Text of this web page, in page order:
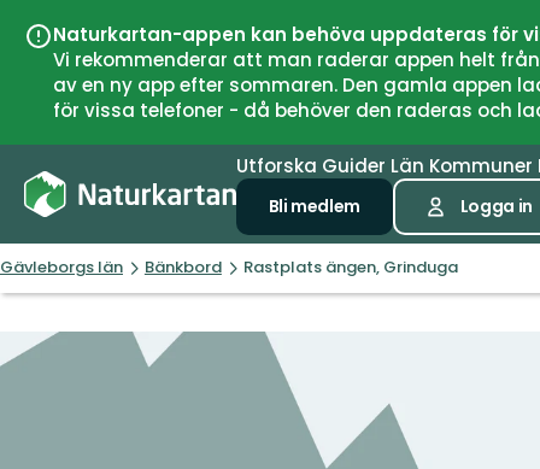
Naturkartan-appen kan behöva uppdateras för
Vi rekommenderar att man raderar appen helt
av en ny app efter sommaren. Den gamla
för vissa telefoner - då behöver den raderas och
Utforska Guider Län Kommuner
Bli medlem Logga in
Gävleborgs län Bänkbord Rastplats ängen, Grinduga